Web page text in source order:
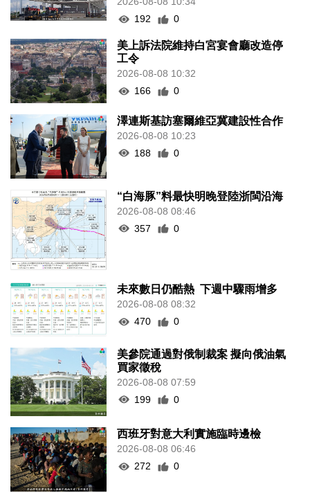
192
0
美上訴法院維持白宮宴會廳改造停
工令
2026-08-08 10:32
166
0
澤連斯基訪塞爾維亞冀建設性合作
2026-08-08 10:23
188
0
“白海豚”料最快明晚登陸浙閩沿海
2026-08-08 08:46
357
0
未來數日仍酷熱 下週中驟雨增多
2026-08-08 08:32
470
0
美參院通過對俄制裁案 擬向俄油氣
買家徵稅
2026-08-08 07:59
199
0
西班牙對意大利實施臨時邊檢
2026-08-08 06:46
272
0